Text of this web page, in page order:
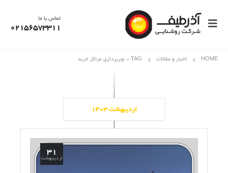
تماس با ما
02156573311
HOME اخبار و مقالات TAG - نورپردازی مراکز خرید
اردیبهشت ۱۴۰۳
۳۱
اردیبهشت